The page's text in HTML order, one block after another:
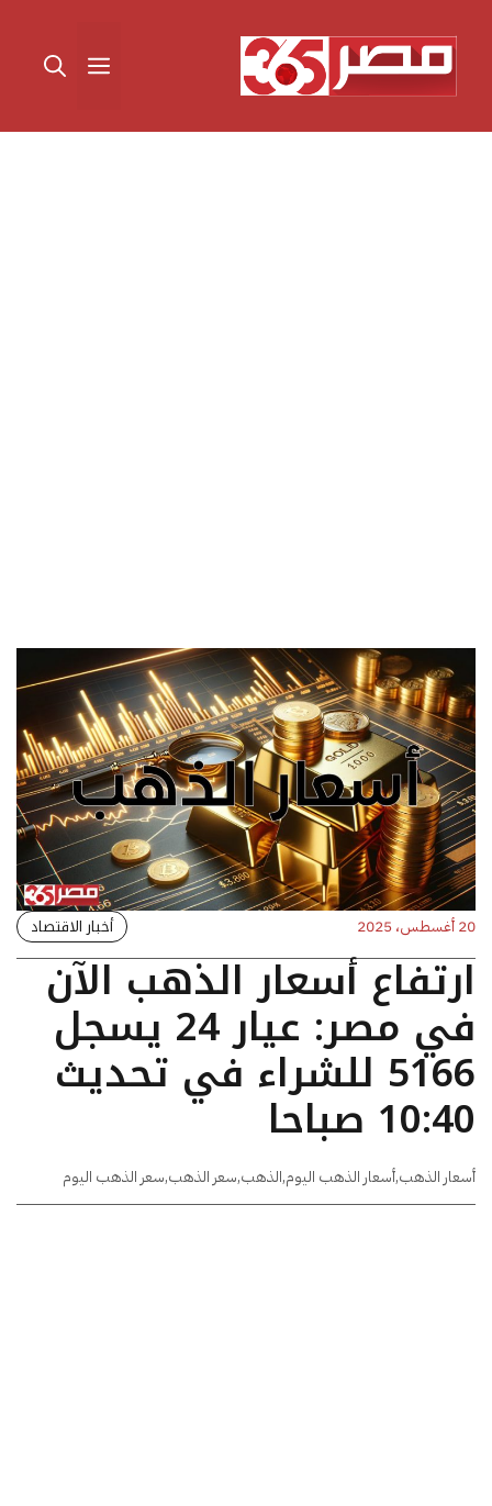
المحتوى القائمة
20 أغسطس، 2025 أخبار الاقتصاد
ارتفاع أسعار الذهب الآن
في مصر: عيار 24 يسجل
5166 للشراء في تحديث
10:40 صباحا
أسعار الذهب,أسعار الذهب اليوم,الذهب,سعر الذهب,سعر الذهب اليوم